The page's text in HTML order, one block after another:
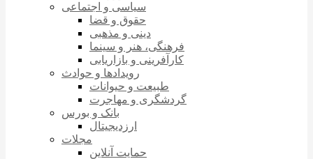
سیاسی و اجتماعی
حقوق و قضا
دینی و مذهبی
فرهنگی، هنر و سینما
کارآفرینی و بازاریابی
رویدادها و حوادث
طبیعت و حیوانات
گردشگری و مهاجرت
بانک و بورس
ارزدیجیتال
مجلات
حمایت آنلاین